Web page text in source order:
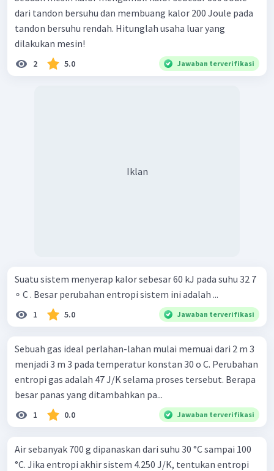
dari tandon bersuhu dan membuang kalor 200 Joule pada
tandon bersuhu rendah. Hitunglah usaha luar yang
dilakukan mesin!
2 5.0 Jawaban terverifikasi
Iklan
Suatu sistem menyerap kalor sebesar 60 kJ pada suhu 32 7
∘ C . Besar perubahan entropi sistem ini adalah ...
1 5.0 Jawaban terverifikasi
Sebuah gas ideal perlahan-lahan mulai memuai dari 2 m 3
menjadi 3 m 3 pada temperatur konstan 30 o C. Perubahan
entropi gas adalah 47 J/K selama proses tersebut. Berapa
besar panas yang ditambahkan pa...
1 0.0 Jawaban terverifikasi
Air sebanyak 700 g dipanaskan dari suhu 30 °C sampai 100
°C. Jika entropi akhir sistem 4.250 J/K, tentukan entropi